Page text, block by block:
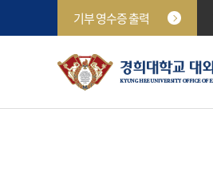
기부 영수증 출력